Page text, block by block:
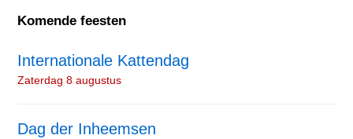
Komende feesten
Internationale Kattendag
Zaterdag 8 augustus
Dag der Inheemsen